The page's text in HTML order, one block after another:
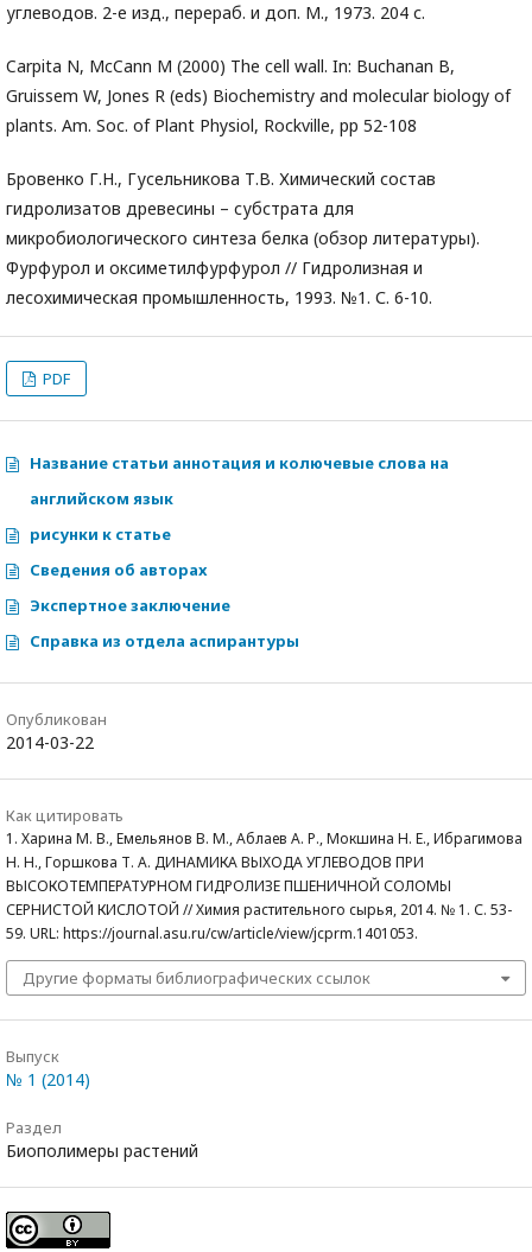
углеводов. 2-е изд., перераб. и доп. М., 1973. 204 с.
Carpita N, McCann M (2000) The cell wall. In: Buchanan B,
Gruissem W, Jones R (eds) Biochemistry and molecular biology of
plants. Am. Soc. of Plant Physiol, Rockville, pp 52-108
Бровенко Г.Н., Гусельникова Т.В. Химический состав
гидролизатов древесины – субстрата для
микробиологического синтеза белка (обзор литературы).
Фурфурол и оксиметилфурфурол // Гидролизная и
лесохимическая промышленность, 1993. №1. С. 6-10.
PDF
Название статьи аннотация и колючевые слова на
английском язык
рисунки к статье
Сведения об авторах
Экспертное заключение
Справка из отдела аспирантуры
Опубликован
2014-03-22
Как цитировать
1. Харина М. В., Емельянов В. М., Аблаев А. Р., Мокшина Н. Е., Ибрагимова
Н. Н., Горшкова Т. А. ДИНАМИКА ВЫХОДА УГЛЕВОДОВ ПРИ
ВЫСОКОТЕМПЕРАТУРНОМ ГИДРОЛИЗЕ ПШЕНИЧНОЙ СОЛОМЫ
СЕРНИСТОЙ КИСЛОТОЙ // Химия растительного сырья, 2014. № 1. С. 53-
59. URL: https://journal.asu.ru/cw/article/view/jcprm.1401053.
Другие форматы библиографических ссылок
Выпуск
№ 1 (2014)
Раздел
Биополимеры растений